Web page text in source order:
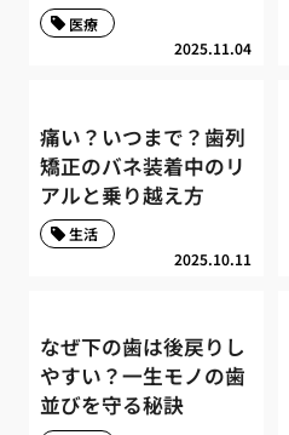
2025.11.04
医療
痛い？いつまで？歯列
矯正のバネ装着中のリ
アルと乗り越え方
2025.10.11
生活
なぜ下の歯は後戻りし
やすい？一生モノの歯
並びを守る秘訣